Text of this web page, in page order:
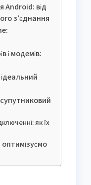
Android: від
з’єднання
і модемів:
як їх